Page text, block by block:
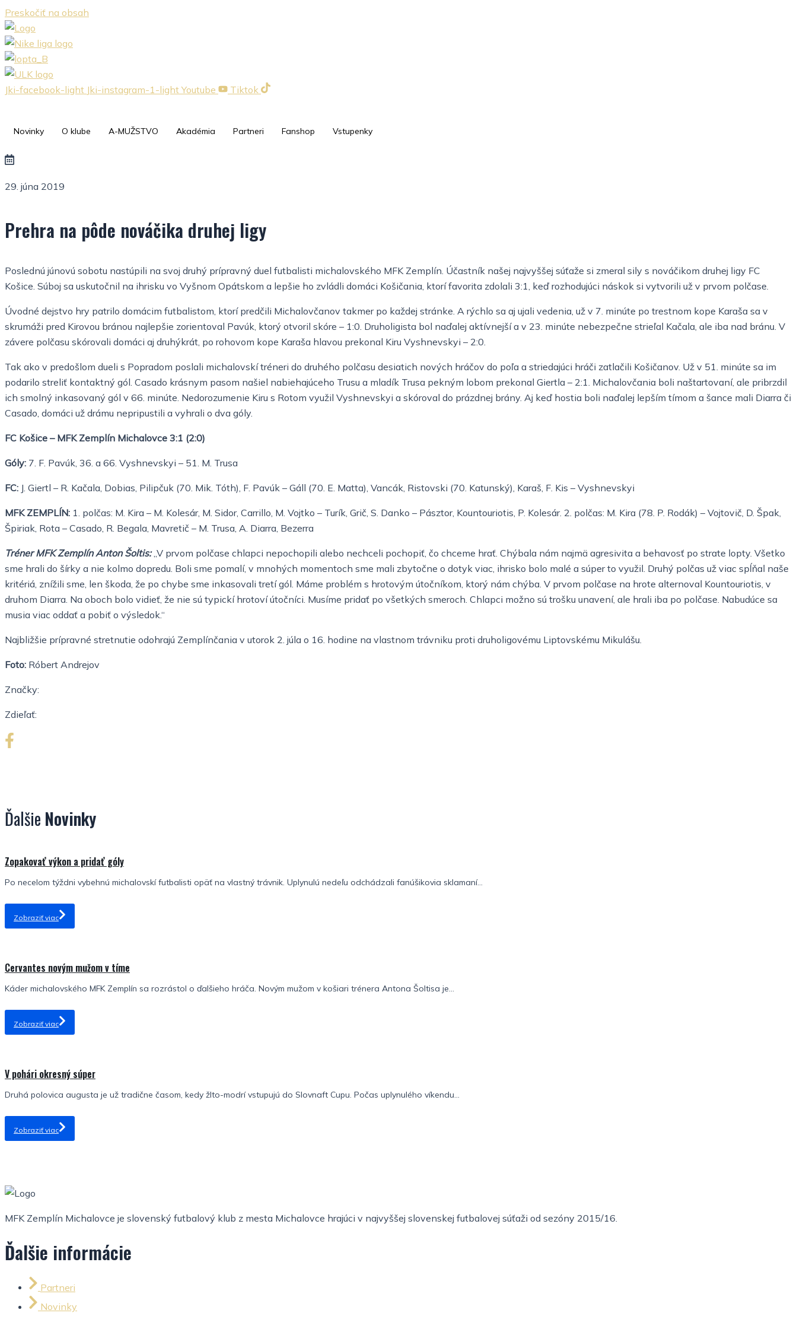
Preskočiť na obsah
Jki-facebook-light Jki-instagram-1-light Youtube Tiktok
Novinky O klube A-MUŽSTVO Akadémia Partneri Fanshop Vstupenky
29. júna 2019
Prehra na pôde nováčika druhej ligy
Poslednú júnovú sobotu nastúpili na svoj druhý prípravný duel futbalisti michalovského MFK Zemplín. Účastník našej najvyššej súťaže si zmeral sily s nováčikom druhej ligy FC
Košice. Súboj sa uskutočnil na ihrisku vo Vyšnom Opátskom a lepšie ho zvládli domáci Košičania, ktorí favorita zdolali 3:1, keď rozhodujúci náskok si vytvorili už v prvom polčase.
Úvodné dejstvo hry patrilo domácim futbalistom, ktorí predčili Michalovčanov takmer po každej stránke. A rýchlo sa aj ujali vedenia, už v 7. minúte po trestnom kope Karaša sa v
skrumáži pred Kirovou bránou najlepšie zorientoval Pavúk, ktorý otvoril skóre – 1:0. Druholigista bol naďalej aktívnejší a v 23. minúte nebezpečne strieľal Kačala, ale iba nad bránu. V
závere polčasu skórovali domáci aj druhýkrát, po rohovom kope Karaša hlavou prekonal Kiru Vyshnevskyi – 2:0.
Tak ako v predošlom dueli s Popradom poslali michalovskí tréneri do druhého polčasu desiatich nových hráčov do poľa a striedajúci hráči zatlačili Košičanov. Už v 51. minúte sa im
podarilo streliť kontaktný gól. Casado krásnym pasom našiel nabiehajúceho Trusu a mladík Trusa pekným lobom prekonal Giertla – 2:1. Michalovčania boli naštartovaní, ale pribrzdil
ich smolný inkasovaný gól v 66. minúte. Nedorozumenie Kiru s Rotom využil Vyshnevskyi a skóroval do prázdnej brány. Aj keď hostia boli naďalej lepším tímom a šance mali Diarra či
Casado, domáci už drámu nepripustili a vyhrali o dva góly.
FC Košice – MFK Zemplín Michalovce 3:1 (2:0)
Góly: 7. F. Pavúk, 36. a 66. Vyshnevskyi – 51. M. Trusa
FC: J. Giertl – R. Kačala, Dobias, Pilipčuk (70. Mik. Tóth), F. Pavúk – Gáll (70. E. Matta), Vancák, Ristovski (70. Katunský), Karaš, F. Kis – Vyshnevskyi
MFK ZEMPLÍN: 1. polčas: M. Kira – M. Kolesár, M. Sidor, Carrillo, M. Vojtko – Turík, Grič, S. Danko – Pásztor, Kountouriotis, P. Kolesár. 2. polčas: M. Kira (78. P. Rodák) – Vojtovič, D. Špak,
Špiriak, Rota – Casado, R. Begala, Mavretič – M. Trusa, A. Diarra, Bezerra
Tréner MFK Zemplín Anton Šoltis:„V prvom polčase chlapci nepochopili alebo nechceli pochopiť, čo chceme hrať. Chýbala nám najmä agresivita a behavosť po strate lopty. Všetko
sme hrali do šírky a nie kolmo dopredu. Boli sme pomalí, v mnohých momentoch sme mali zbytočne o dotyk viac, ihrisko bolo malé a súper to využil. Druhý polčas už viac spĺňal naše
kritériá, znížili sme, len škoda, že po chybe sme inkasovali tretí gól. Máme problém s hrotovým útočníkom, ktorý nám chýba. V prvom polčase na hrote alternoval Kountouriotis, v
druhom Diarra. Na oboch bolo vidieť, že nie sú typickí hrotoví útočníci. Musíme pridať po všetkých smeroch. Chlapci možno sú trošku unavení, ale hrali iba po polčase. Nabudúce sa
musia viac oddať a pobiť o výsledok.“
Najbližšie prípravné stretnutie odohrajú Zemplínčania v utorok 2. júla o 16. hodine na vlastnom trávniku proti druholigovému Liptovskému Mikulášu.
Foto: Róbert Andrejov
Značky:
Zdieľať:
Ďalšie Novinky
Zopakovať výkon a pridať góly
Po necelom týždni vybehnú michalovskí futbalisti opäť na vlastný trávnik. Uplynulú nedeľu odchádzali fanúšikovia sklamaní...
Zobraziť viac
Cervantes novým mužom v tíme
Káder michalovského MFK Zemplín sa rozrástol o ďalšieho hráča. Novým mužom v košiari trénera Antona Šoltisa je...
Zobraziť viac
V pohári okresný súper
Druhá polovica augusta je už tradične časom, kedy žlto-modrí vstupujú do Slovnaft Cupu. Počas uplynulého víkendu...
Zobraziť viac
MFK Zemplín Michalovce je slovenský futbalový klub z mesta Michalovce hrajúci v najvyššej slovenskej futbalovej súťaži od sezóny 2015/16.
Ďalšie informácie
Partneri
Novinky